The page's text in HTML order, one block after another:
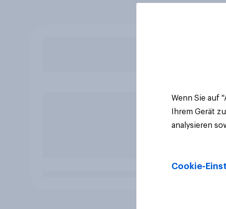
Wenn Sie auf
Ihrem Gerät
analysieren
Cookie-